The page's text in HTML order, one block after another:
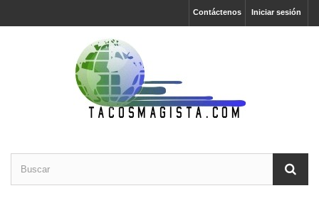
Iniciar sesión
Contáctenos